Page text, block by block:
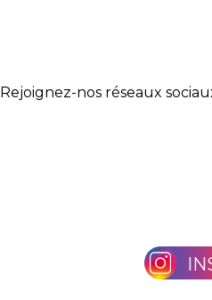
Rejoignez-nos réseaux